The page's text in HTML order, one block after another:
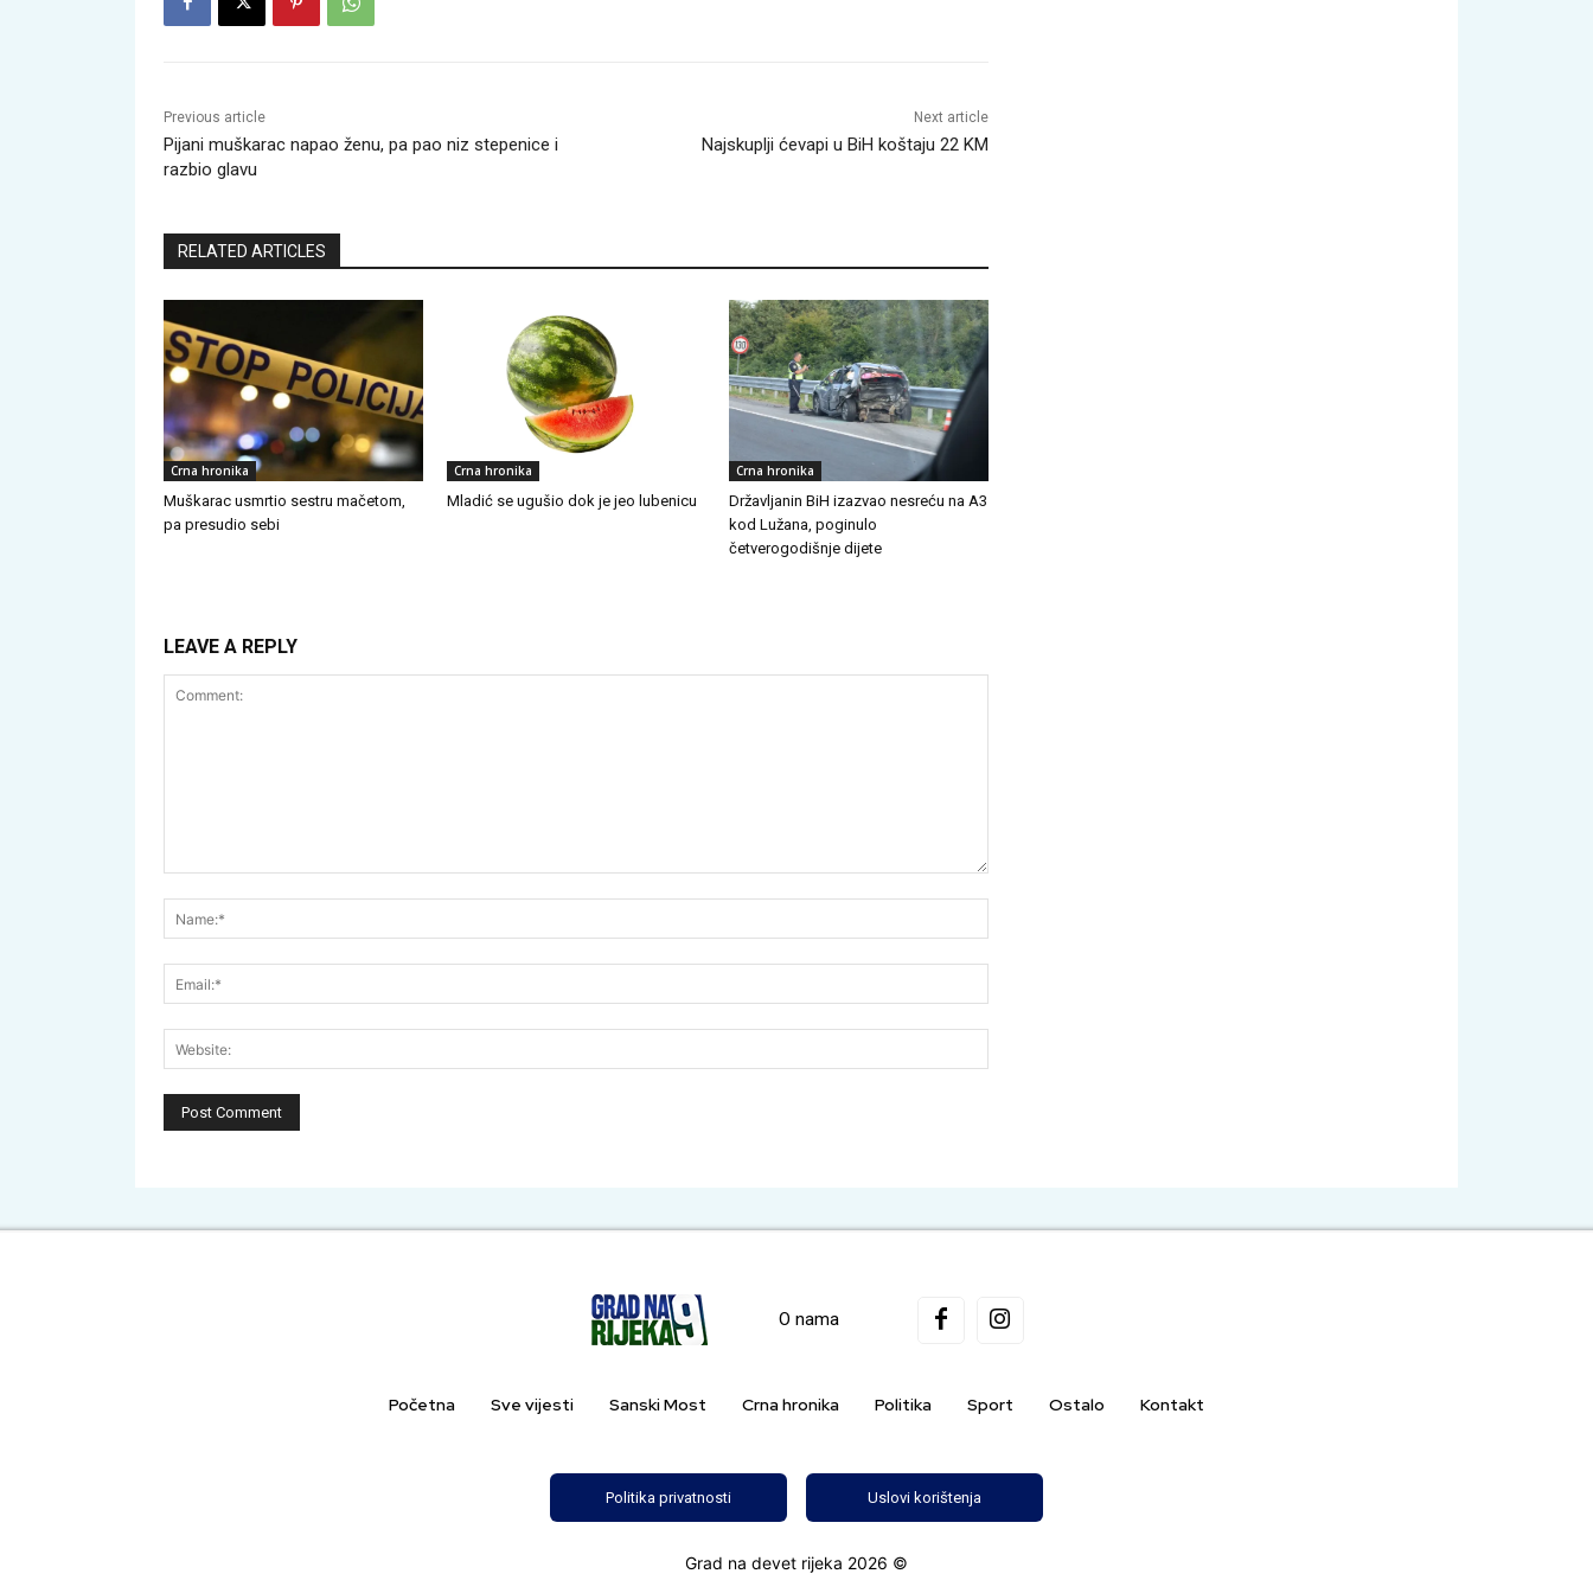
Previous article
Pijani muškarac napao ženu, pa pao niz stepenice i
razbio glavu
Next article
Najskuplji ćevapi u BiH koštaju 22 KM
RELATED ARTICLES
Crna hronika
Muškarac usmrtio sestru mačetom,
pa presudio sebi
Crna hronika
Mladić se ugušio dok je jeo lubenicu
Crna hronika
Državljanin BiH izazvao nesreću na A3
kod Lužana, poginulo
četverogodišnje dijete
LEAVE A REPLY
O nama
Početna Sve vijesti Sanski Most Crna hronika Politika Sport Ostalo Kontakt
Politika privatnosti Uslovi korištenja
Grad na devet rijeka 2026 ©